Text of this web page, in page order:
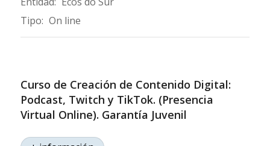
Tipo: On line
Curso de Creación de Contenido Digital:
Podcast, Twitch y TikTok. (Presencia
Virtual Online). Garantía Juvenil